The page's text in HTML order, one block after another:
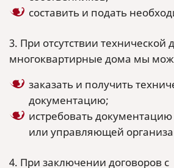
составить и подать
3. При отсутствии технической
многоквартирные дома мы
заказать и получить
документацию;
истребовать
или управляющей
4. При заключении договоров с